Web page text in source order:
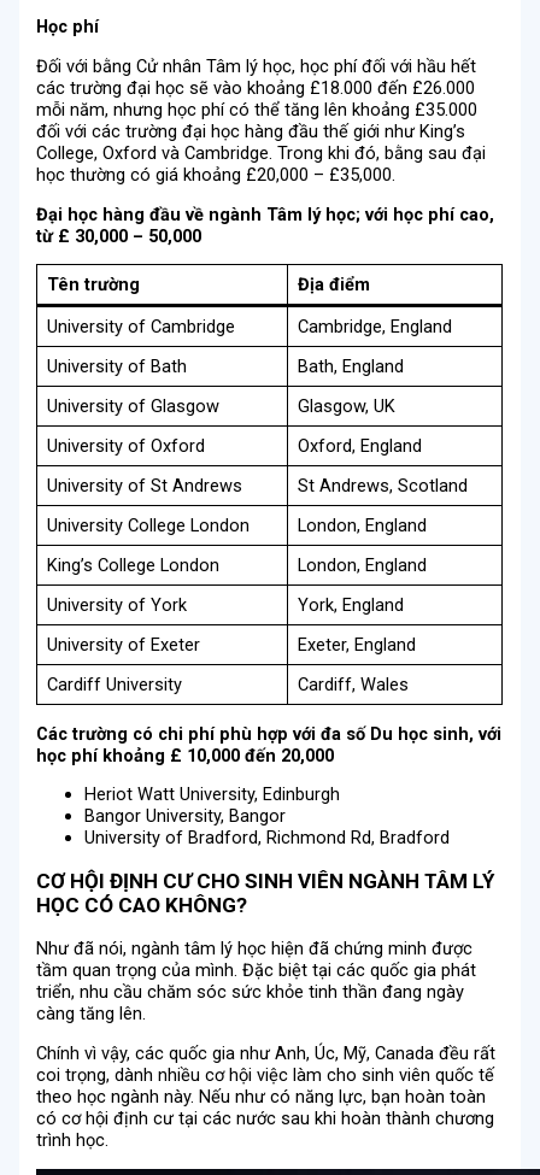
Học phí
Đối với bằng Cử nhân Tâm lý học, học phí đối với hầu hết
các trường đại học sẽ vào khoảng £18.000 đến £26.000
mỗi năm, nhưng học phí có thể tăng lên khoảng £35.000
đối với các trường đại học hàng đầu thế giới như King’s
College, Oxford và Cambridge. Trong khi đó, bằng sau đại
học thường có giá khoảng £20,000 – £35,000.
Đại học hàng đầu về ngành Tâm lý học; với học phí cao,
từ £ 30,000 – 50,000
Tên trường
Địa điểm
University of Cambridge
Cambridge, England
University of Bath
Bath, England
University of Glasgow
Glasgow, UK
University of Oxford
Oxford, England
University of St Andrews
St Andrews, Scotland
University College London
London, England
King’s College London
London, England
University of York
York, England
University of Exeter
Exeter, England
Cardiff University
Cardiff, Wales
Các trường có chi phí phù hợp với đa số Du học sinh, với
học phí khoảng £ 10,000 đến 20,000
Heriot Watt University, Edinburgh
Bangor University, Bangor
University of Bradford, Richmond Rd, Bradford
CƠ HỘI ĐỊNH CƯ CHO SINH VIÊN NGÀNH TÂM LÝ
HỌC CÓ CAO KHÔNG?
Như đã nói, ngành tâm lý học hiện đã chứng minh được
tầm quan trọng của mình. Đặc biệt tại các quốc gia phát
triển, nhu cầu chăm sóc sức khỏe tinh thần đang ngày
càng tăng lên.
Chính vì vậy, các quốc gia như Anh, Úc, Mỹ, Canada đều rất
coi trọng, dành nhiều cơ hội việc làm cho sinh viên quốc tế
theo học ngành này. Nếu như có năng lực, bạn hoàn toàn
có cơ hội định cư tại các nước sau khi hoàn thành chương
trình học.